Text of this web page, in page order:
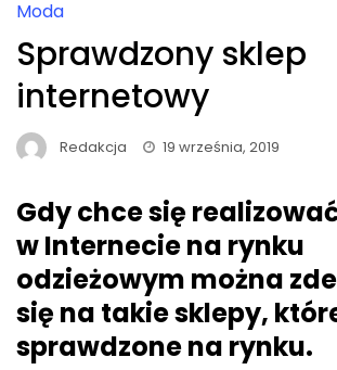
Moda
Sprawdzony sklep
internetowy
Redakcja 19 września, 2019
Gdy chce się
w Internecie na rynku
odzieżowym można
się na takie sklepy,
sprawdzone na rynku.